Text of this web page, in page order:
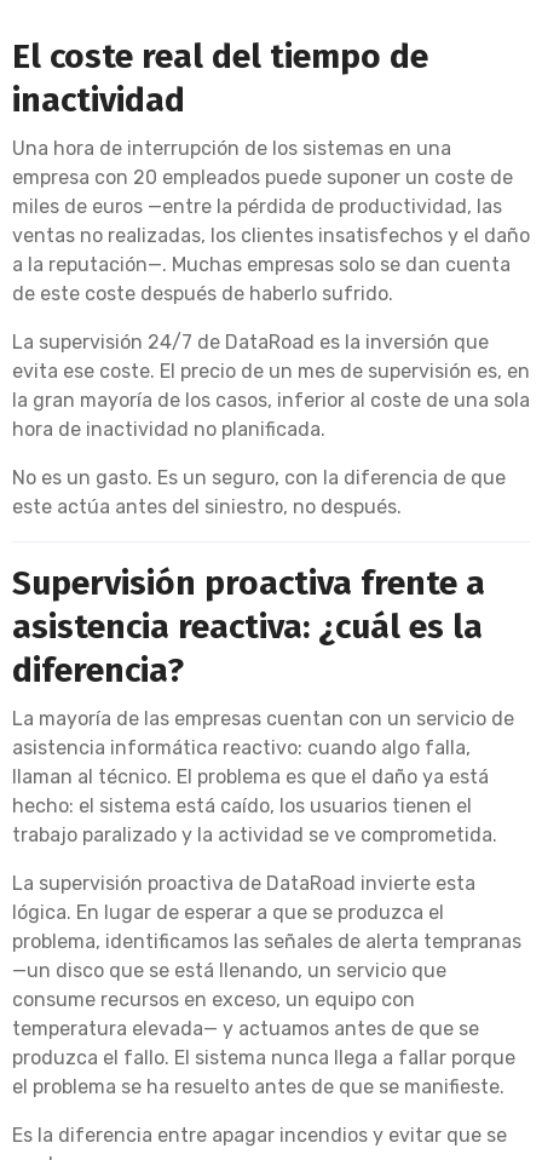
El coste real del tiempo de
inactividad
Una hora de interrupción de los sistemas en una
empresa con 20 empleados puede suponer un coste de
miles de euros —entre la pérdida de productividad, las
ventas no realizadas, los clientes insatisfechos y el daño
a la reputación—. Muchas empresas solo se dan cuenta
de este coste después de haberlo sufrido.
La supervisión 24/7 de DataRoad es la inversión que
evita ese coste. El precio de un mes de supervisión es, en
la gran mayoría de los casos, inferior al coste de una sola
hora de inactividad no planificada.
No es un gasto. Es un seguro, con la diferencia de que
este actúa antes del siniestro, no después.
Supervisión proactiva frente a
asistencia reactiva: ¿cuál es la
diferencia?
La mayoría de las empresas cuentan con un servicio de
asistencia informática reactivo: cuando algo falla,
llaman al técnico. El problema es que el daño ya está
hecho: el sistema está caído, los usuarios tienen el
trabajo paralizado y la actividad se ve comprometida.
La supervisión proactiva de DataRoad invierte esta
lógica. En lugar de esperar a que se produzca el
problema, identificamos las señales de alerta tempranas
—un disco que se está llenando, un servicio que
consume recursos en exceso, un equipo con
temperatura elevada— y actuamos antes de que se
produzca el fallo. El sistema nunca llega a fallar porque
el problema se ha resuelto antes de que se manifieste.
Es la diferencia entre apagar incendios y evitar que se